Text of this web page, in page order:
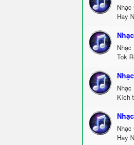
Nhạc
Hay
Tok
Kích
Hay